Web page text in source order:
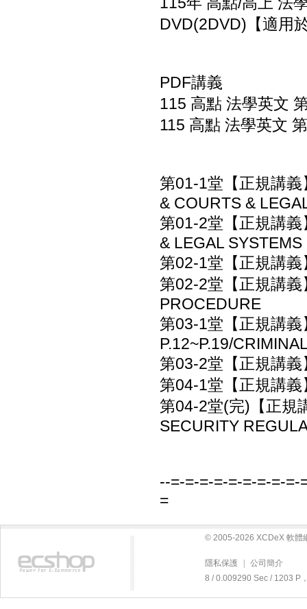
DVD(2DVD)【適用
PDF講義
115 高點 法學英文
115 高點 法學英文
第01-1堂【正規講義
& COURTS &
第01-2堂【正規講義
& LEGAL SYSTEMS
第02-1堂【正規講義
第02-2堂【正規講義
PROCEDURE
第03-1堂【正規講義
P.12~P.19/
第03-2堂【正規講義
第04-1堂【正規講義
第04-2堂(完)【正規
SECURITY
--=-=-=-=-=-=-=-=-=-
=
© 2005-2026 XCDeX 軟體
隱私保護
公司簡介
8 / 0.009290 Sec / 1203 P